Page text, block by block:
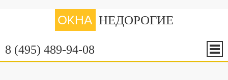
ОКНА НЕДОРОГИЕ
8 (495) 489-94-08